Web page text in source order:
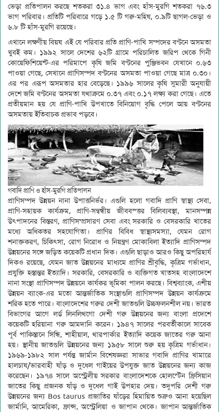
ভেড়া প্রতিপালন করছে শতকরা ৩১.৪ ভাগ এবং হাঁস-মুরগি শতকরা ৭৬.৩
ভাগ পরিবার। প্রতিটি পরিবারে গড়ে ১.৫ টি গরু-মহিষ, ০.৯টি ছাগল-ভেড়া ও
৬.৮ টি হাঁস-মুরগি রয়েছে।
এখানে লক্ষণীয় বিয়ষ এই যে পরিবার প্রতি প্রাণি-পাখি সম্পদের বণ্টনে অসমতা
খুবই কম। ১৯৯২ সালে দেশের ৬২টি গ্রামে পরিচালিত জরিপ থেকে গিনী
কোয়েফিশিয়েন্ট-এর পরিমাপে কৃষি জমি বণ্টনের পুঞ্জিভবন যেখানে ০.৬৩
পাওয়া গেছে, সেখানে প্রাণিসম্পদ বণ্টনের অসমতা পাওয়া গেছে মাত্র ০.৩০।
এর পর এরূপ অসমতার হার বেড়েছে। ১৯৯৬ সালের কৃষি সুমারী অনুযায়ী
দেশে জমি বণ্টনের অসমতা যথাক্রমে ০.৩৭ এবং ০.১৭ লক্ষ্য করা গেছে। এতে
প্রতীয়মান হয় যে প্রাণি-পাখি উপখাতে বিনিয়োগ বৃদ্ধি পেলে আয় বণ্টনের
অসমতায় ইতিবাচক প্রভাব পড়বে।
গবাদি প্রাণি ও হাঁস-মুরগি প্রতিপালন
প্রাণিসম্পদ উন্নয়ন নানা উপাত্তনির্ভর। এগুলি হলো গবাদি প্রাণি স্বাস্থ্য সেবা,
প্রাণি-সহায়ক কার্যক্রম, প্রাণি-সন্বন্ধীয় জীববস্ত্তর বিলিব্যবস্থা, মানসম্পন্ন
উৎপাদনের বিস্তরণ, প্রাণিসম্প্রসারণ সেবা এবং সরকারি ও বেসরকারি খাতের
মধ্যে অধিকতর সহযোগিতা। প্রাণির বিবিধ স্বাস্থ্যসমস্যা, যেমন রোগ
শনাক্তকরণ, চিকিৎসা, রোগ নিরোধ ও নিয়ন্ত্রণ মোকাবিলা ইত্যাদি প্রাণিসম্পদ
উন্নয়নের সঙ্গে জড়িত কয়েকটি প্রধান দিক। এগুলি ছাড়াও আরও কিছু অপরিহার্য
দিকও রয়েছে, যেমন জাত উন্নয়নের মাধ্যমে প্রাণির শ্রীবৃদ্ধি, কৃত্রিম গর্ভাধান,
প্রযুক্তি হস্তান্তর ইত্যাদি। সরকারি, বেসরকারি ও ব্যক্তিগত খাতসহ বাংলাদেশে
নানা সংস্থা প্রাণিসম্পদ উন্নয়নে কার্যকর ভূমিকা পালন করছে। বিশ্বব্যাংক, এশীয়
উন্নয়ন ব্যাংক-এর মতো আন্তর্জাতিক সংস্থাগুলি প্রাণিসম্পদ উন্নয়ন কার্যক্রমে
শরিক হতে পারে। বাংলাদেশের গরুর দেশী জাতগুলি উচ্চফলনশীল নয়। ভারত
বিভাগের আগে লর্ড লিনলিথগো দেশী গরু উন্নয়নের জন্য বাংলা প্রদেশে
কয়েকটি হরিয়ানা গরু আমদানি করেন। ১৯৪৭ সালের পরবর্তীকালে সাবেক
পূর্ব পাকিস্তানে সিন্ধি, শাহীয়াল, থারপার্কার ইত্যাদি কয়েক জাতের গরু আনা
হয়। স্থানীয় জাতগুলি উন্নয়নের জন্য ১৯৫৮ সালে শুরু হয় কৃত্রিম গর্ভাধান।
১৯৬৯-১৯৮২ সাল পর্যন্ত জার্মান বিশেষজ্ঞরা সাভার গবাদি প্রাণির খামারে
হালচাষ/ভারবাহী ষাঁড় ও দুধেল গাইয়ের উপযুক্ত জাত উন্নয়নের জন্য কাজ
করেছেন। ১৯৭৪ সালে অস্ট্রেলীয় সরকার বাংলাদেশকে হোলস্টেন ফ্রিসিয়ান
জাতের কিছু প্রজনক ষাঁড় ও দুধেল গাই উপহার দেয়। তদুপরি দেশী গরু
উন্নয়নের জন্য Bos taurus প্রজাতির ষাঁড়ের হিমায়িত শুত্রুও আনা হয়েছিল
জার্মানি, আমেরিকা, ফ্রান্স, অস্ট্রেলিয়া ও জাপান থেকে। জাপান আন্তর্জাতিক